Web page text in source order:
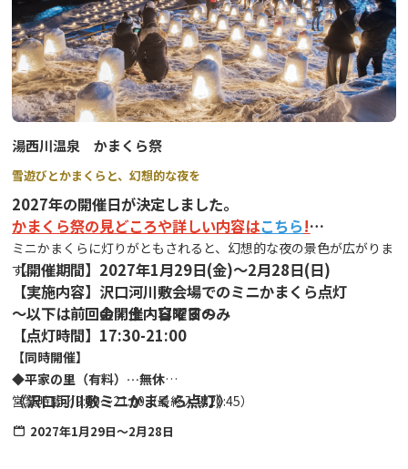
（変更前）毎年 11月25日 → （変更後）毎年 11月第3日曜日
湯西川温泉 かまくら祭
雪遊びとかまくらと、幻想的な夜を
2027年の開催日が決定しました。
かまくら祭の見どころや詳しい内容はこちら!
【開催期間】2027年1月29日(金)～2月28日(日)
【実施内容】沢口河川敷会場でのミニかまくら点灯
金・土・日曜日のみ
【点灯時間】17:30-21:00
《沢口河川敷ミニかまくら点灯》
ミニかまくらに灯りがともされると、幻想的な夜の景色が広がりま
す。
～以下は前回の開催内容です～
【同時開催】
◆平家の里（有料）…無休
営業時間／9:00～21:00（最終入場20:45）
ミニかまくらライトアップ／17:30～21:00
2027年1月29日～2月28日